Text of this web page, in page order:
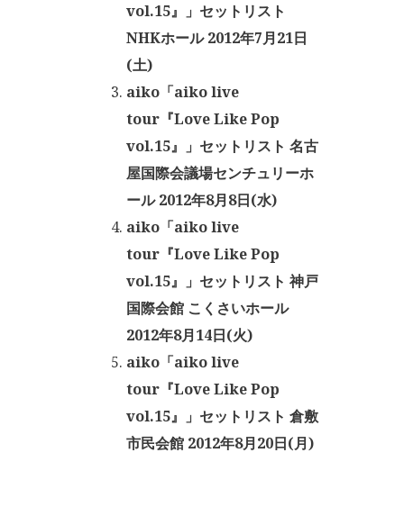
vol.15』」セットリスト
NHKホール 2012年7月21日
(土)
aiko「aiko live
tour『Love Like Pop
vol.15』」セットリスト 名古
屋国際会議場センチュリーホ
ール 2012年8月8日(水)
aiko「aiko live
tour『Love Like Pop
vol.15』」セットリスト 神戸
国際会館 こくさいホール
2012年8月14日(火)
aiko「aiko live
tour『Love Like Pop
vol.15』」セットリスト 倉敷
市民会館 2012年8月20日(月)